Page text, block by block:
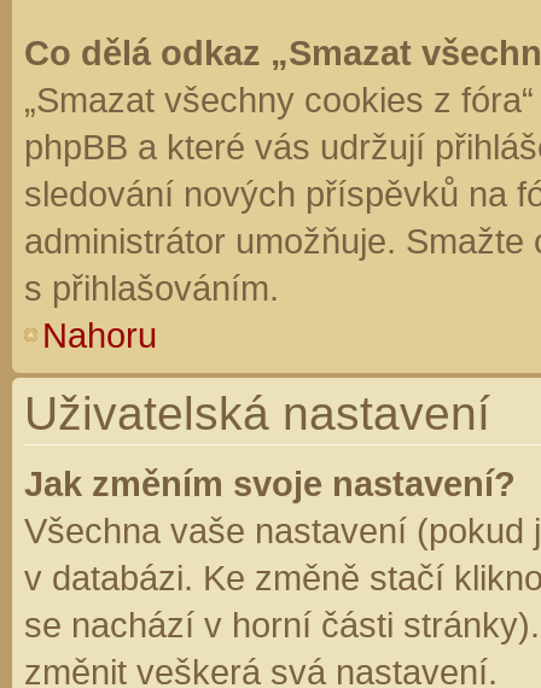
Co dělá odkaz „Smazat
„Smazat všechny cookies z
phpBB a které vás udržují
sledování nových příspěvků na
administrátor umožňuje.
s přihlašováním.
Nahoru
Uživatelská nastavení
Jak změním svoje nastavení?
Všechna vaše nastavení (pokud
v databázi. Ke změně stačí
se nachází v horní části
změnit veškerá svá nastavení.